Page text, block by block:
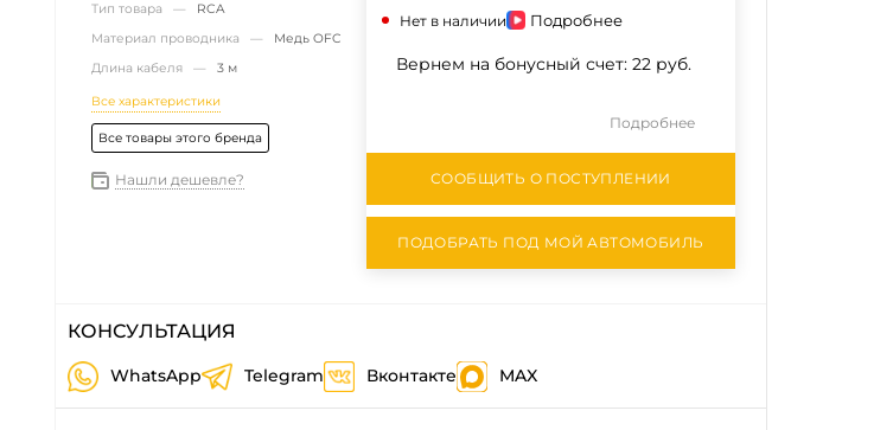
Тип товара — RCA
Материал проводника — Медь OFC
Длина кабеля —3 м
Все характеристики
Все товары этого бренда
Нашли дешевле?
Нет в наличии Подробнее
Вернем на бонусный счет: 22 руб.
Подробнее
СООБЩИТЬ О ПОСТУПЛЕНИИ
ПОДОБРАТЬ ПОД МОЙ АВТОМОБИЛЬ
КОНСУЛЬТАЦИЯ
WhatsApp Telegram Вконтакте MAX